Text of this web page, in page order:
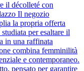
il décolleté con
Il negozio
la propria offerta
per esaltare il
in una raffinata
combina femminilità
e contemporaneo.
pensato per garantire